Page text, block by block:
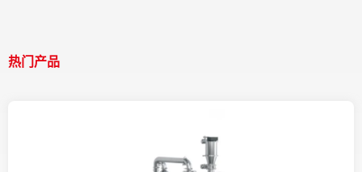
热门产品